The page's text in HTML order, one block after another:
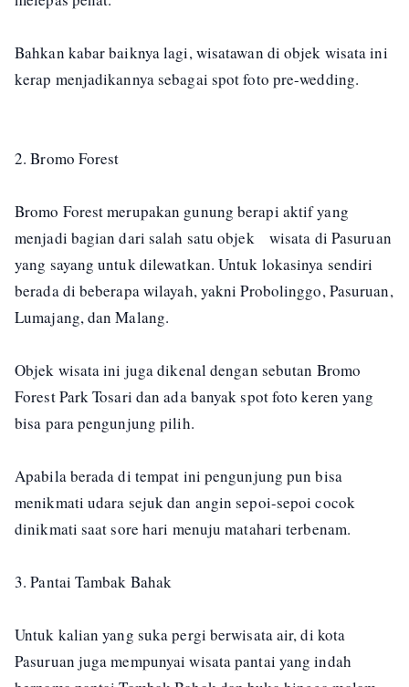
Bahkan kabar baiknya lagi, wisatawan di objek wisata ini
kerap menjadikannya sebagai spot foto pre-wedding.
2. Bromo Forest
Bromo Forest merupakan gunung berapi aktif yang
menjadi bagian dari salah satu objek wisata di Pasuruan
yang sayang untuk dilewatkan. Untuk lokasinya sendiri
berada di beberapa wilayah, yakni Probolinggo, Pasuruan,
Lumajang, dan Malang.
Objek wisata ini juga dikenal dengan sebutan Bromo
Forest Park Tosari dan ada banyak spot foto keren yang
bisa para pengunjung pilih.
Apabila berada di tempat ini pengunjung pun bisa
menikmati udara sejuk dan angin sepoi-sepoi cocok
dinikmati saat sore hari menuju matahari terbenam.
3. Pantai Tambak Bahak
Untuk kalian yang suka pergi berwisata air, di kota
Pasuruan juga mempunyai wisata pantai yang indah